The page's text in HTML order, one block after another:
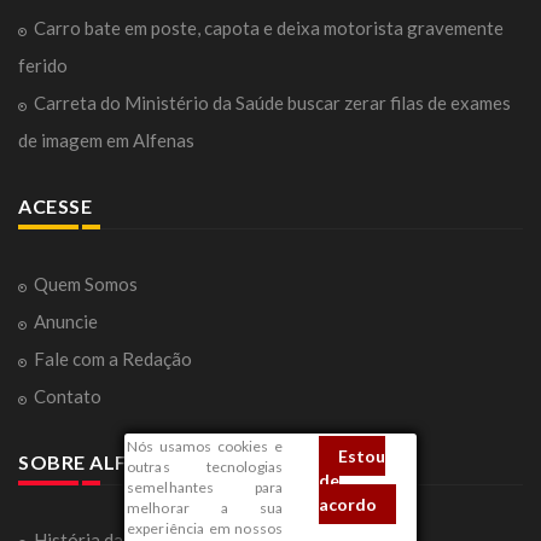
Nós usamos cookies e
outras tecnologias
semelhantes para
melhorar a sua
experiência em nossos
Estou
de
acordo
Carro bate em poste, capota e deixa motorista gravemente
ferido
Carreta do Ministério da Saúde buscar zerar filas de exames
de imagem em Alfenas
ACESSE
Quem Somos
Anuncie
Fale com a Redação
Contato
SOBRE ALFENAS